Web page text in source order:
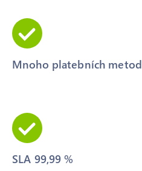
Mnoho platebních metod
SLA 99,99 %